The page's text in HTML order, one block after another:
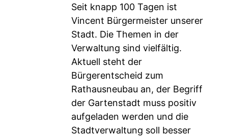
Seit knapp 100 Tagen ist
Vincent Bürgermeister unserer
Stadt. Die Themen in der
Verwaltung sind vielfältig.
Aktuell steht der
Bürgerentscheid zum
Rathausneubau an, der Begriff
der Gartenstadt muss positiv
aufgeladen werden und die
Stadtverwaltung soll besser